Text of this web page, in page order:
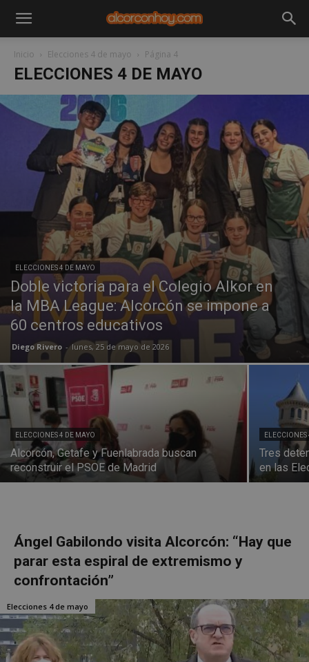
Inicio Elecciones 4 de mayo Página 4
ELECCIONES 4 DE MAYO
ELECCIONES 4 DE MAYO
Doble victoria para el Colegio Alkor en
la MBA League: Alcorcón se impone a
60 centros educativos
Diego Rivero - lunes, 25 de mayo de 2026
ELECCIONES 4 DE MAYO
Alcorcón, Getafe y Fuenlabrada buscan
reconstruir el PSOE de Madrid
Tres
en las
Ángel Gabilondo visita Alcorcón: “Hay que
parar esta espiral de extremismo y
confrontación”
Elecciones 4 de mayo